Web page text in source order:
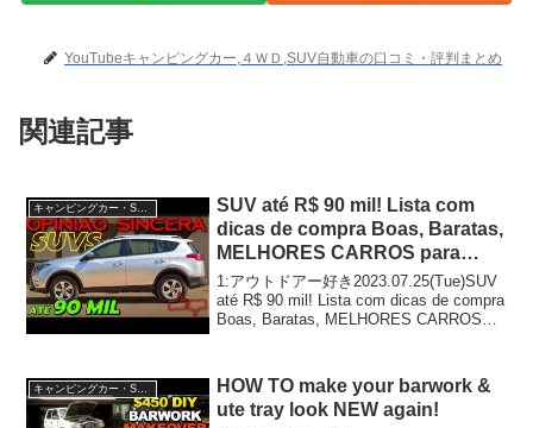
YouTubeキャンピングカー,４ＷＤ,SUV自動車の口コミ・評判まとめ
関連記事
SUV até R$ 90 mil! Lista com
dicas de compra Boas, Baratas,
MELHORES CARROS para
você GASTAR MENOS
1:アウトドアー好き2023.07.25(Tue)SUV
até R$ 90 mil! Lista com dicas de compra
Boas, Baratas, MELHORES CARROS
キャンピングカー・SUV人気車種
HOW TO make your barwork &
ute tray look NEW again!